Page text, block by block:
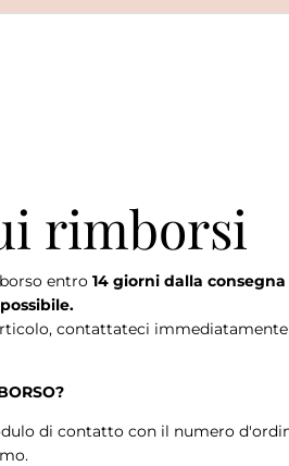
rimborsi
entro 14 giorni dalla
contattateci
di contatto con il numero